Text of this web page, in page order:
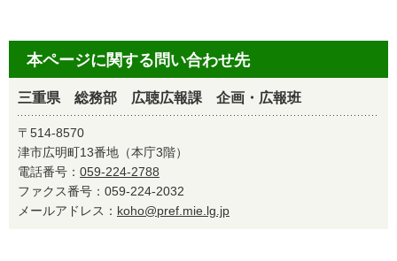
本ページに関する問い合わせ先
三重県 総務部 広聴広報課 企画・広報班
〒514-8570
津市広明町13番地（本庁3階）
電話番号： 059-224-2788
ファクス番号：059-224-2032
メールアドレス： koho@pref.mie.lg.jp